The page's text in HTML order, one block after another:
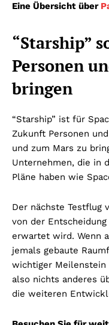
Eine Übersicht über
“Starship”
Personen
bringen
“Starship” ist für
Zukunft Personen
und zum Mars zu
Unternehmen, die in
Pläne haben wie
Der nächste Testflug
von der
erwartet wird. Wenn
jemals gebaute
wichtiger Meilenstein
also nichts anderes
die weiteren